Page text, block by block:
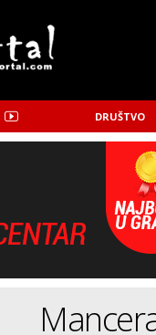
DRUŠTVO